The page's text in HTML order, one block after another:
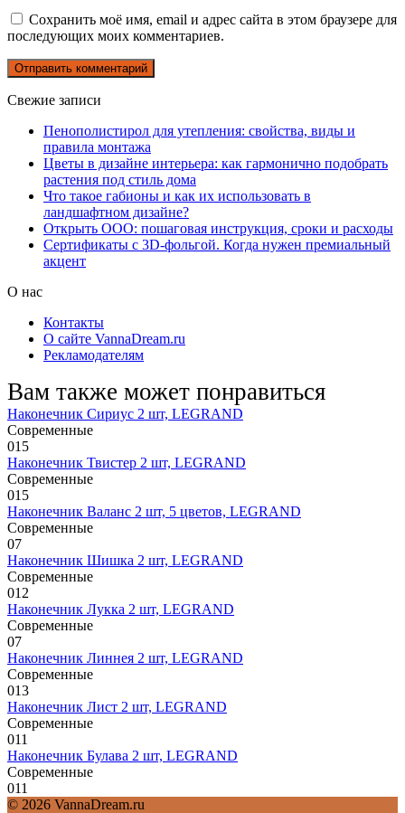
Сохранить моё имя, email и адрес сайта в этом браузере для
последующих моих комментариев.
Свежие записи
Пенополистирол для утепления: свойства, виды и
правила монтажа
Цветы в дизайне интерьера: как гармонично подобрать
растения под стиль дома
Что такое габионы и как их использовать в
ландшафтном дизайне?
Открыть ООО: пошаговая инструкция, сроки и расходы
Сертификаты с 3D-фольгой. Когда нужен премиальный
акцент
О нас
Контакты
О сайте VannaDream.ru
Рекламодателям
Вам также может понравиться
Наконечник Сириус 2 шт, LEGRAND
Современные
015
Наконечник Твистер 2 шт, LEGRAND
Современные
015
Наконечник Валанс 2 шт, 5 цветов, LEGRAND
Современные
07
Наконечник Шишка 2 шт, LEGRAND
Современные
012
Наконечник Лукка 2 шт, LEGRAND
Современные
07
Наконечник Линнея 2 шт, LEGRAND
Современные
013
Наконечник Лист 2 шт, LEGRAND
Современные
011
Наконечник Булава 2 шт, LEGRAND
Современные
011
© 2026 VannaDream.ru